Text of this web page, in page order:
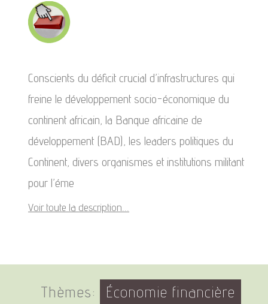
Conscients du déficit crucial d’infrastructures qui
freine le développement socio-économique du
continent africain, la Banque africaine de
développement (BAD), les leaders politiques du
Continent, divers organismes et institutions militant
pour l’éme
Voir toute la description...
Thèmes: Économie financière